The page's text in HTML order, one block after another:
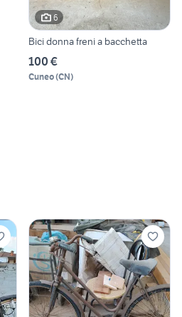
6
Bici donna freni a bacchetta
100 €
Cuneo(CN)